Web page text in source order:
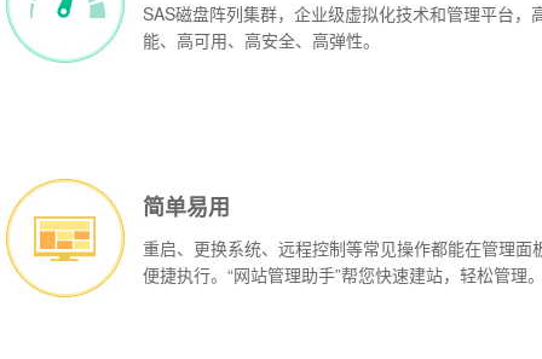
立即购买
SAS磁盘阵列集群，企业级虚拟化技术和管理平台，
能、高可用、高安全、高弹性。
简单易用
重启、更换系统、远程控制等常见操作都能在管理面
便捷执行。“网站管理助手”帮您快速建站，轻松管理